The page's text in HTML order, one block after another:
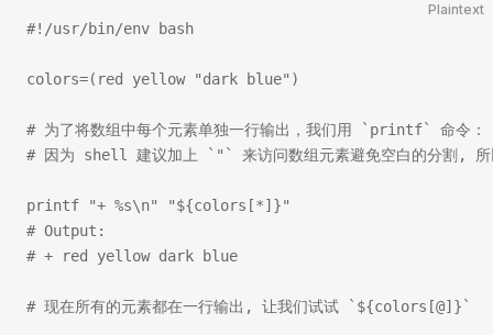
Plaintext
#!/usr/bin/env bash
colors=(red yellow "dark blue")
# 为了将数组中每个元素单独一行输出，我们用 `printf` 命令：
# 因为 shell 建议加上 `"` 来访问数组元素避免空白的分割,
printf "+ %s\n" "${colors[*]}"
# Output:
# + red yellow dark blue
# 现在所有的元素都在一行输出, 让我们试试 `${colors[@]}`